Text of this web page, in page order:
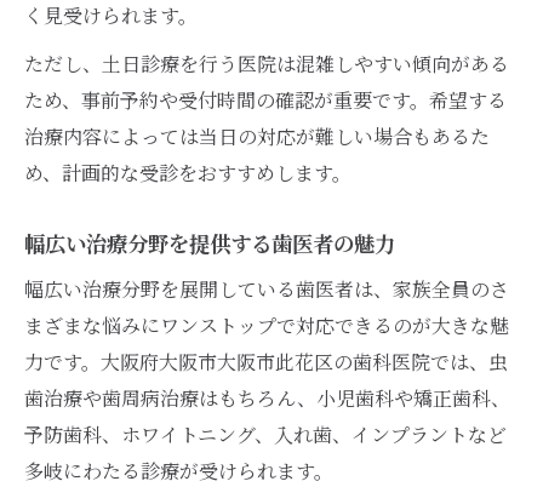
く見受けられます。
ただし、土日診療を行う医院は混雑しやすい傾向がある
ため、事前予約や受付時間の確認が重要です。希望する
治療内容によっては当日の対応が難しい場合もあるた
め、計画的な受診をおすすめします。
幅広い治療分野を提供する歯医者の魅力
幅広い治療分野を展開している歯医者は、家族全員のさ
まざまな悩みにワンストップで対応できるのが大きな魅
力です。大阪府大阪市大阪市此花区の歯科医院では、虫
歯治療や歯周病治療はもちろん、小児歯科や矯正歯科、
予防歯科、ホワイトニング、入れ歯、インプラントなど
多岐にわたる診療が受けられます。